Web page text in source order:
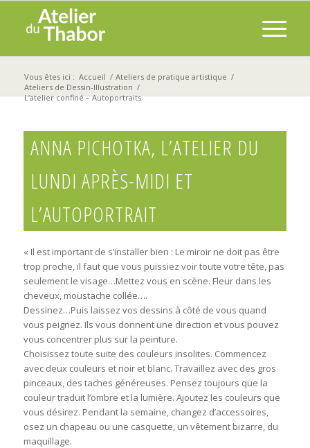
Vous êtes ici : Accueil / Ateliers de pratique artistique /
Ateliers de Dessin-Illustration /
L’atelier confiné – Autoportraits
ANNA PICHOTKA, L’ATELIER DU
LUNDI APRÈS-MIDI ET
L’AUTOPORTRAIT
« Il est important de s’installer bien : Le miroir ne doit pas être
trop proche, il faut que vous puissiez voir toute votre tête, pas
seulement le visage…Mettez vous en scène. Fleur dans les
cheveux, moustache collée….
Dessinez…Puis laissez vos dessins à côté de vous quand
vous peignez. Ils vous donnent une direction et vous pouvez
vous concentrer plus sur la peinture.
Choisissez toute suite des couleurs insolites. Commencez
avec deux couleurs et noir et blanc. Travaillez avec des gros
pinceaux, des taches généreuses. Pensez toujours que la
couleur traduit l’ombre et la lumière. Ajoutez les couleurs que
vous désirez. Pendant la semaine, changez d’accessoires,
osez un chapeau ou une casquette, un vêtement bizarre, du
maquillage.